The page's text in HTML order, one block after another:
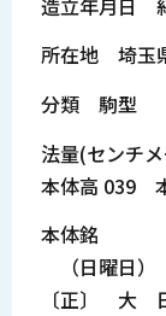
所在地 埼玉
分類 駒型
法量(センチ
本体高 039
本体銘
（日曜日）
〔正〕 大